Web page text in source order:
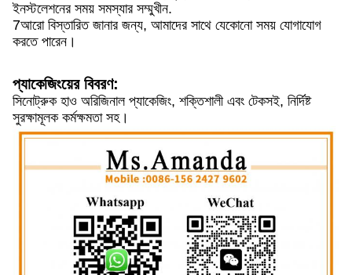
ইনস্টলেশনের সময় সমস্যার সম্মুখীন.
7আরো বিস্তারিত জানার জন্য, আমাদের সাথে যেকোনো সময় যোগাযোগ
করতে পারেন।
প্যাকেজিংয়ের বিবরণ:
সিনোট্রুক হাও অরিজিনাল প্যাকেজিং, শক্তিশালী এবং টেকসই, নির্দিষ্ট
সুরক্ষামূলক কর্মক্ষমতা সহ।